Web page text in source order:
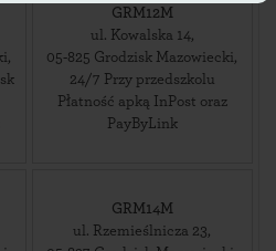
,
GRM12M
ul. Kowalska 14,
05-825 Grodzisk Mazowiecki,
24/7 Przy przedszkolu
Płatność apką InPost oraz
PayByLink
GRM14M
ul. Rzemieślnicza 23,